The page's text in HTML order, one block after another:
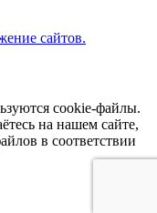
сайтов.
cookie-файлы.
на нашем сайте,
в соответствии